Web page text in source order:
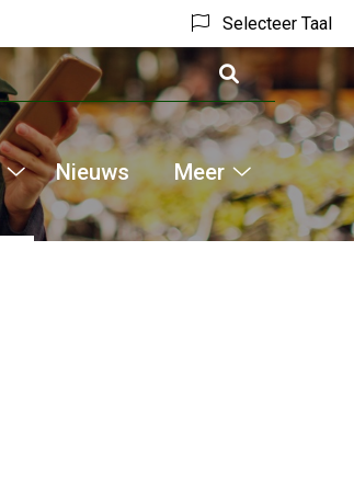
Selecteer Taal
Contact
submenu
Nieuws Meer
Meer
submenu